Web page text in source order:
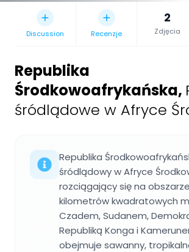
Discussion Recenzje
2
Zdjęcia
Republika
Środkowoafrykańska,
śródlądowe w Afryce
Republika
śródlądowy w Afryce
rozciągający się na
kilometrów kwadratowych
Czadem, Sudanem,
Republiką Konga i
obejmuje sawanny,